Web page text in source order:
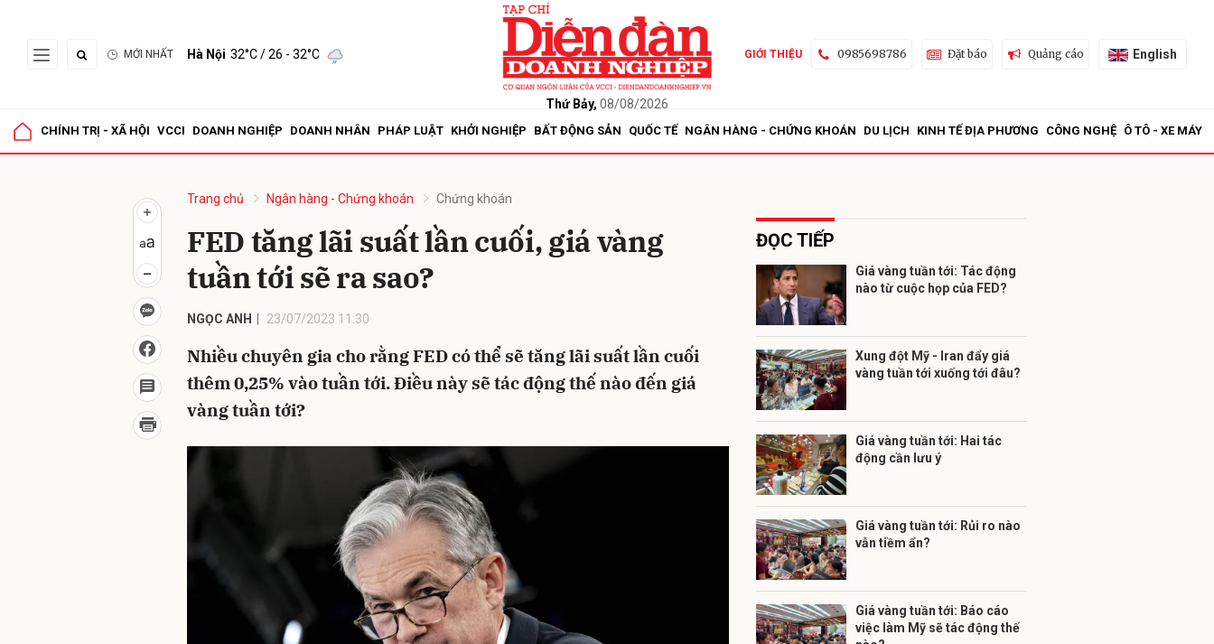
MỚI NHẤT Hà Nội 32°C/ 26 - 32°C
Thứ Bảy, 08/08/2026
GIỚI THIỆU 0985698786 Đặt báo Quảng cáo English
CHÍNH TRỊ - XÃ HỘI VCCI DOANH NGHIỆP DOANH NHÂN PHÁP LUẬT KHỞI NGHIỆP BẤT ĐỘNG SẢN QUỐC TẾ NGÂN HÀNG - CHỨNG KHOÁN DU LỊCH KINH TẾ ĐỊA PHƯƠNG CÔNG NGHỆ Ô TÔ - XE MÁY
Trang chủ Ngân hàng - Chứng khoán Chứng khoán
FED tăng lãi suất lần cuối, giá vàng
tuần tới sẽ ra sao?
NGỌC ANH 23/07/2023 11:30
Nhiều chuyên gia cho rằng FED có thể sẽ tăng lãi suất lần cuối
thêm 0,25% vào tuần tới. Điều này sẽ tác động thế nào đến giá
vàng tuần tới?
ĐỌC TIẾP
Giá vàng tuần tới: Tác động
nào từ cuộc họp của FED?
Xung đột Mỹ - Iran đẩy giá
vàng tuần tới xuống tới đâu?
Giá vàng tuần tới: Hai tác
động cần lưu ý
Giá vàng tuần tới: Rủi ro nào
vẫn tiềm ẩn?
Giá vàng tuần tới: Báo cáo
việc làm Mỹ sẽ tác động thế
Gửi